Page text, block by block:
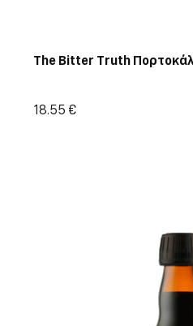
The Bitter Truth
18.55 €